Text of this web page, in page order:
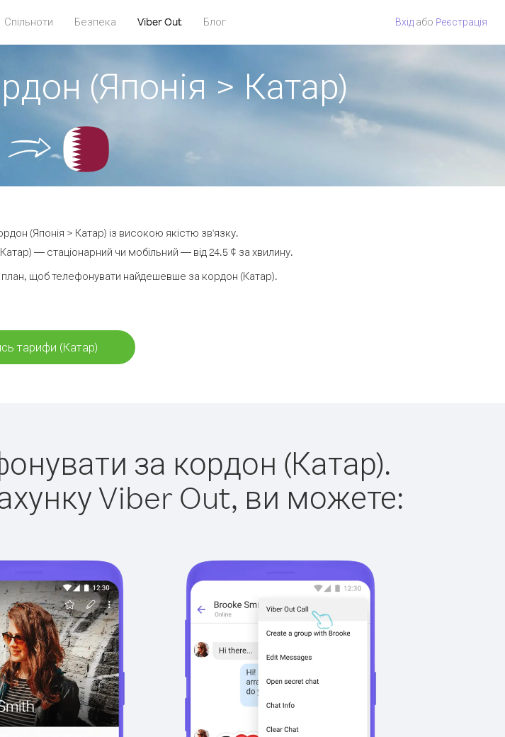
Спільноти Безпека Viber Out Блог Вхід або Pеєстрація
(Японія > Катар)
(Японія > Катар) із високою якістю зв'язку.
— стаціонарний чи мобільний — від 24.5 ¢ за хвилину.
щоб телефонувати найдешевше за кордон (Катар).
тарифи (Катар)
за кордон (Катар).
Viber Out, ви можете: